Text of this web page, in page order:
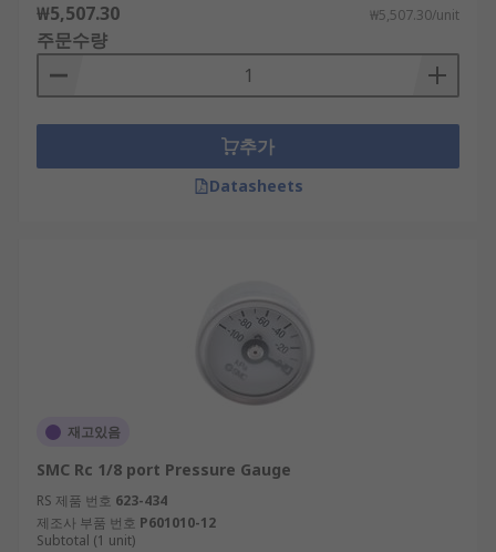
₩5,507.30 ₩5,507.30/unit
주문수량
추가
Datasheets
재고있음
SMC Rc 1/8 port Pressure Gauge
RS 제품 번호 623-434
제조사 부품 번호 P601010-12
Subtotal (1 unit)